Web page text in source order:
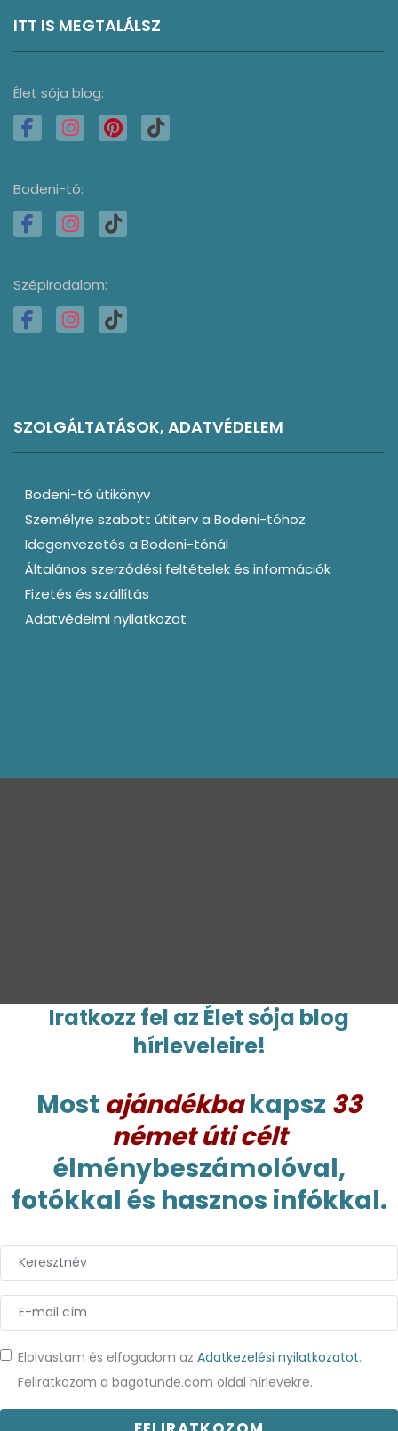
ITT IS MEGTALÁLSZ
Élet sója blog:
Bodeni-tó:
Szépirodalom:
SZOLGÁLTATÁSOK, ADATVÉDELEM
Bodeni-tó útikönyv
Személyre szabott útiterv a Bodeni-tóhoz
Idegenvezetés a Bodeni-tónál
Általános szerződési feltételek és információk
Fizetés és szállítás
Adatvédelmi nyilatkozat
Iratkozz fel az Élet sója blog
hírleveleire!
Most ajándékbakapsz 33
német úti célt
élménybeszámolóval,
fotókkal és hasznos infókkal.
Elolvastam és elfogadom az Adatkezelési nyilatkozatot.
Feliratkozom a bagotunde.com oldal hírlevekre.